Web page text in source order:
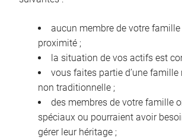
aucun membre de votre famille
proximité ;
la situation de vos actifs est
vous faites partie d’une famille
non traditionnelle ;
des membres de votre famille
spéciaux ou pourraient avoir
gérer leur héritage ;